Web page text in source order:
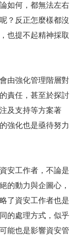
如何，都無法左右
？反正怎麼樣都沒
也提不起精神採取
由強化管理階層對
責任，甚至於探討
及支持等方案著
強化也是亟待努力
安工作者，不論是
的動力與企圖心，
了資安工作者也是
的處理方式，似乎
能也是影響資安管